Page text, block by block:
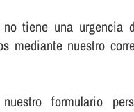
tiene una urgencia
mediante nuestro
formulario